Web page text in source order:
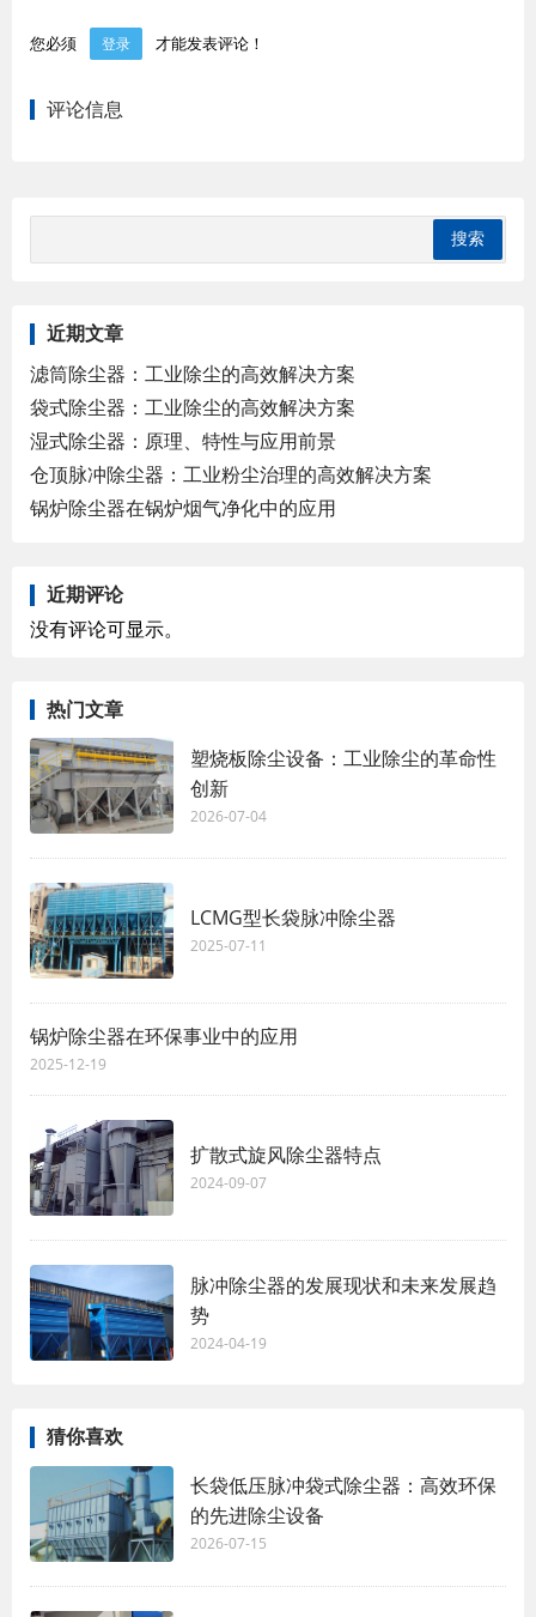
您必须 登录 才能发表评论！
评论信息
近期文章
滤筒除尘器：工业除尘的高效解决方案
袋式除尘器：工业除尘的高效解决方案
湿式除尘器：原理、特性与应用前景
仓顶脉冲除尘器：工业粉尘治理的高效解决方案
锅炉除尘器在锅炉烟气净化中的应用
近期评论
没有评论可显示。
热门文章
塑烧板除尘设备：工业除尘的革命性
创新
2026-07-04
LCMG型长袋脉冲除尘器
2025-07-11
锅炉除尘器在环保事业中的应用
2025-12-19
扩散式旋风除尘器特点
2024-09-07
脉冲除尘器的发展现状和未来发展趋
势
2024-04-19
猜你喜欢
长袋低压脉冲袋式除尘器：高效环保
的先进除尘设备
2026-07-15